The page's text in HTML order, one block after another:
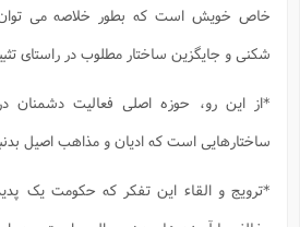
خاص خویش است که بطور خلاصه می توان
شکنی و جایگزین ساختار مطلوب در راستای
*از این رو، حوزه اصلی فعالیت دشمنان
ساختارهایی است که ادیان و مذاهب اصیل
*ترویج و القاء این تفکر که حکومت یک